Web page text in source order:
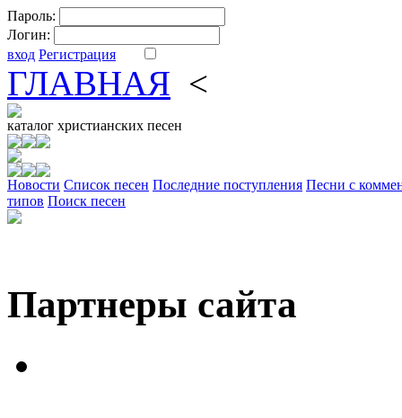
Пароль:
Логин:
вход Регистрация
ГЛАВНАЯ <
каталог христианских песен
Новости Cписок песен Последние поступления Песни с
типов Поиск песен
Партнеры сайта